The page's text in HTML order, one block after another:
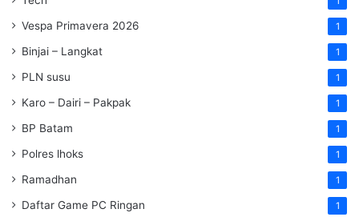
Vespa Primavera 2026 1
Binjai – Langkat 1
PLN susu 1
Karo – Dairi – Pakpak 1
BP Batam 1
Polres lhoks 1
Ramadhan 1
Daftar Game PC Ringan 1